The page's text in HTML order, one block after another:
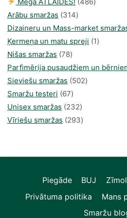
Arābu smaržas 314314
produkti
Dizaineru un Mass-market
Ķermeņa un matu spreji 11
Nišas smaržas 7878
produkts
Parfimērija pusaudžiem un
Sieviešu smaržas 502502
Smaržu testeri 6767
produkts
Unisex smaržas 232232
produkts
Vīriešu smaržas 293293
Piegāde BUJ
Privātuma politika
Mans
Smaržu